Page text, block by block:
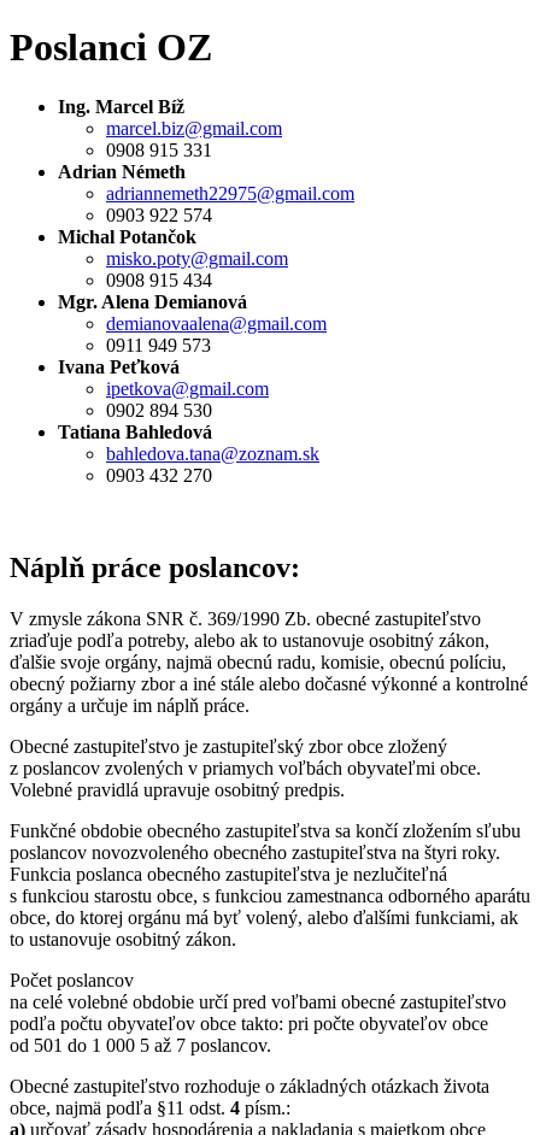
Poslanci OZ
Ing. Marcel Bíž
marcel.biz@gmail.com
0908 915 331
Adrian Németh
adriannemeth22975@gmail.com
0903 922 574
Michal Potančok
misko.poty@gmail.com
0908 915 434
Mgr. Alena Demianová
demianovaalena@gmail.com
0911 949 573
Ivana Peťková
ipetkova@gmail.com
0902 894 530
Tatiana Bahledová
bahledova.tana@zoznam.sk
0903 432 270
Náplň práce poslancov:
V zmysle zákona SNR č. 369/1990 Zb. obecné zastupiteľstvo
zriaďuje podľa potreby, alebo ak to ustanovuje osobitný zákon,
ďalšie svoje orgány, najmä obecnú radu, komisie, obecnú políciu,
obecný požiarny zbor a iné stále alebo dočasné výkonné a kontrolné
orgány a určuje im náplň práce.
Obecné zastupiteľstvo je zastupiteľský zbor obce zložený
z poslancov zvolených v priamych voľbách obyvateľmi obce.
Volebné pravidlá upravuje osobitný predpis.
Funkčné obdobie obecného zastupiteľstva sa končí zložením sľubu
poslancov novozvoleného obecného zastupiteľstva na štyri roky.
Funkcia poslanca obecného zastupiteľstva je nezlučiteľná
s funkciou starostu obce, s funkciou zamestnanca odborného aparátu
obce, do ktorej orgánu má byť volený, alebo ďalšími funkciami, ak
to ustanovuje osobitný zákon.
Počet poslancov
na celé volebné obdobie určí pred voľbami obecné zastupiteľstvo
podľa počtu obyvateľov obce takto: pri počte obyvateľov obce
od 501 do 1 000 5 až 7 poslancov.
Obecné zastupiteľstvo rozhoduje o základných otázkach života
obce, najmä podľa §11 odst. 4 písm.:
a) určovať zásady hospodárenia a nakladania s majetkom obce